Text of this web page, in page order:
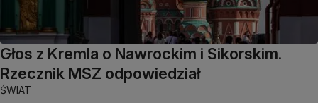
Głos z Kremla o Nawrockim i Sikorskim.
Rzecznik MSZ odpowiedział
ŚWIAT